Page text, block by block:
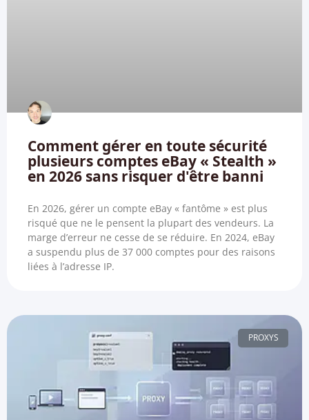
Comment gérer en toute sécurité
plusieurs comptes eBay « Stealth »
en 2026 sans risquer d'être banni
En 2026, gérer un compte eBay « fantôme » est plus
risqué que ne le pensent la plupart des vendeurs. La
marge d’erreur ne cesse de se réduire. En 2024, eBay
a suspendu plus de 37 000 comptes pour des raisons
liées à l’adresse IP.
PROXYS